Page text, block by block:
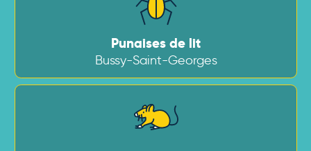
Punaises de lit
Bussy-Saint-Georges